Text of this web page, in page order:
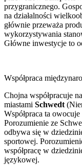
przygranicznego.
na działalności
głównie przeważa
wykorzystywania
Główne inwestycje to
Współpraca
Chojna współpracuje
miastami Schwedt
Współpraca ta
Porozumienie ze
odbywa się w
sportowej.
współpracę w
językowej.